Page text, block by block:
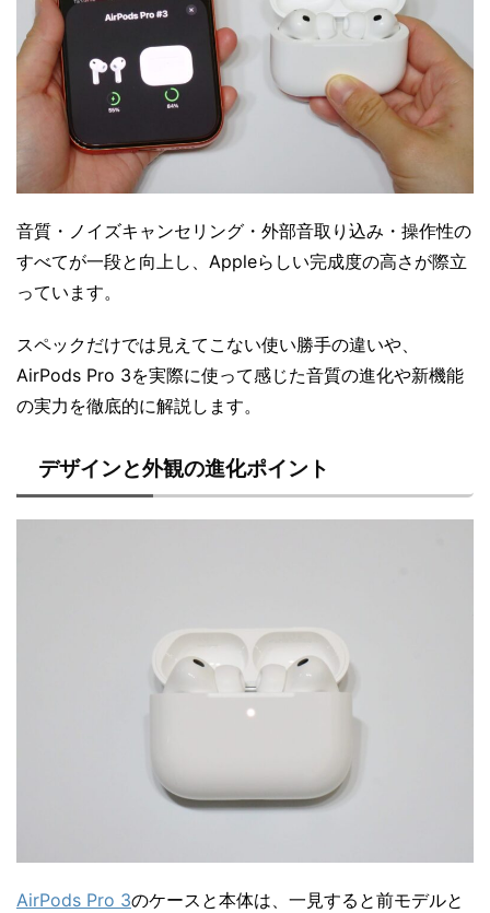
音質・ノイズキャンセリング・外部音取り込み・操作性の
すべてが一段と向上し、Appleらしい完成度の高さが際立
っています。
スペックだけでは見えてこない使い勝手の違いや、
AirPods Pro 3を実際に使って感じた音質の進化や新機能
の実力を徹底的に解説します。
デザインと外観の進化ポイント
AirPods Pro 3のケースと本体は、一見すると前モデルと